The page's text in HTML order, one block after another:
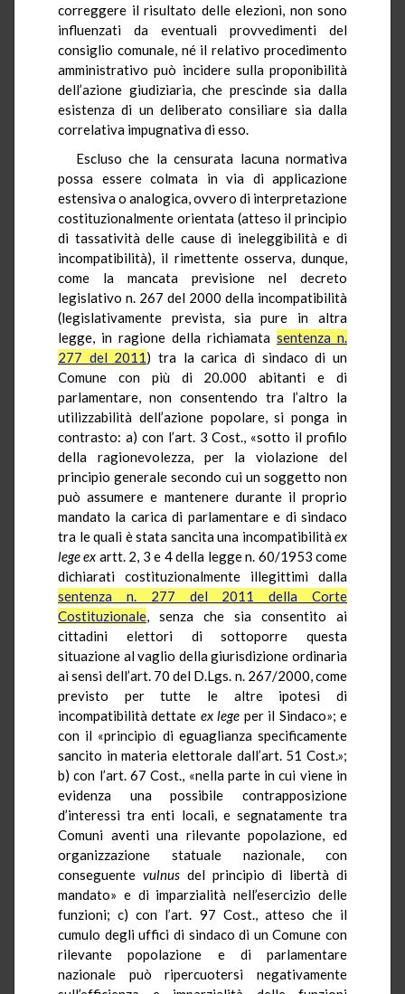
correggere il risultato delle elezioni, non sono
influenzati da eventuali provvedimenti del
consiglio comunale, né il relativo procedimento
amministrativo può incidere sulla proponibilità
dell’azione giudiziaria, che prescinde sia dalla
esistenza di un deliberato consiliare sia dalla
correlativa impugnativa di esso.
Escluso che la censurata lacuna normativa
possa essere colmata in via di applicazione
estensiva o analogica, ovvero di interpretazione
costituzionalmente orientata (atteso il principio
di tassatività delle cause di ineleggibilità e di
incompatibilità), il rimettente osserva, dunque,
come la mancata previsione nel decreto
legislativo n. 267 del 2000 della incompatibilità
(legislativamente prevista, sia pure in altra
legge, in ragione della richiamata sentenza n.
277 del 2011) tra la carica di sindaco di un
Comune con più di 20.000 abitanti e di
parlamentare, non consentendo tra l’altro la
utilizzabilità dell’azione popolare, si ponga in
contrasto: a) con l’art. 3 Cost., «sotto il profilo
della ragionevolezza, per la violazione del
principio generale secondo cui un soggetto non
può assumere e mantenere durante il proprio
mandato la carica di parlamentare e di sindaco
tra le quali è stata sancita una incompatibilitàex
legeex artt. 2, 3 e 4 della legge n. 60/1953 come
dichiarati costituzionalmente illegittimi dalla
sentenza n. 277 del 2011 della Corte
Costituzionale, senza che sia consentito ai
cittadini elettori di sottoporre questa
situazione al vaglio della giurisdizione ordinaria
ai sensi dell’art. 70 del D.Lgs. n. 267/2000, come
previsto per tutte le altre ipotesi di
incompatibilità dettate ex lege per il Sindaco»; e
con il «principio di eguaglianza specificamente
sancito in materia elettorale dall’art. 51 Cost.»;
b) con l’art. 67 Cost., «nella parte in cui viene in
evidenza una possibile contrapposizione
d’interessi tra enti locali, e segnatamente tra
Comuni aventi una rilevante popolazione, ed
organizzazione statuale nazionale, con
conseguente vulnusdel principio di libertà di
mandato» e di imparzialità nell’esercizio delle
funzioni; c) con l’art. 97 Cost., atteso che il
cumulo degli uffici di sindaco di un Comune con
rilevante popolazione e di parlamentare
nazionale può ripercuotersi negativamente